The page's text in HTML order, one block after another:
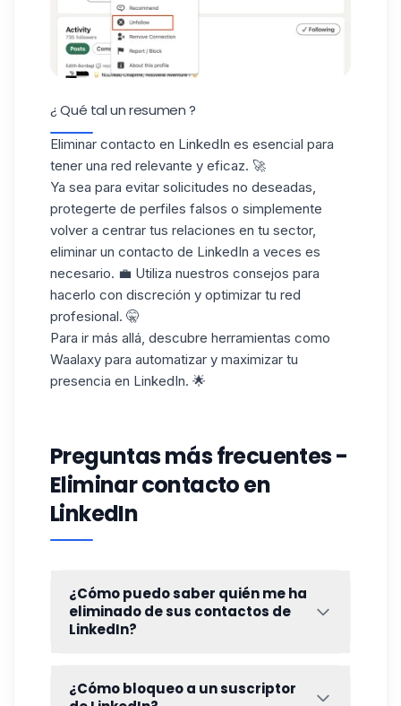
¿ Qué tal un resumen ?
Eliminar contacto en LinkedIn es esencial para
tener una red relevante y eficaz. 🚀
Ya sea para evitar solicitudes no deseadas,
protegerte de perfiles falsos o simplemente
volver a centrar tus relaciones en tu sector,
eliminar un contacto de LinkedIn a veces es
necesario. 💼 Utiliza nuestros consejos para
hacerlo con discreción y optimizar tu red
profesional. 🤫
Para ir más allá, descubre herramientas como
Waalaxy para automatizar y maximizar tu
presencia en LinkedIn. 🌟
Preguntas más frecuentes -
Eliminar contacto en
LinkedIn
¿Cómo puedo saber quién me ha
eliminado de sus contactos de
LinkedIn?
cuando alguien teeliminade sus
contactos. Para saber si alguien te ha
¿Cómo bloqueo a un suscriptor